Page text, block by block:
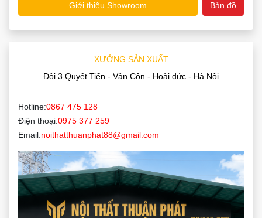
Giới thiệu Showroom Bản đồ
XƯỞNG SẢN XUẤT
Đội 3 Quyết Tiến - Vân Côn - Hoài đức - Hà Nội
Hotline:0867 475 128
Điện thoại:0975 377 259
Email:noithatthuanphat88@gmail.com